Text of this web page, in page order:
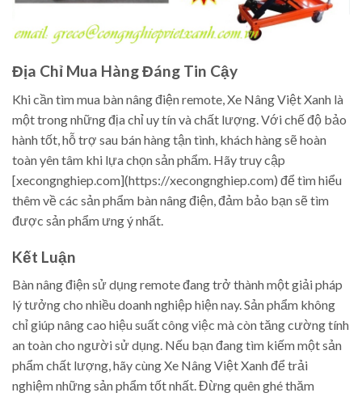
Địa Chỉ Mua Hàng Đáng Tin Cậy
Khi cần tìm mua bàn nâng điện remote, Xe Nâng Việt Xanh là
một trong những địa chỉ uy tín và chất lượng. Với chế độ bảo
hành tốt, hỗ trợ sau bán hàng tận tình, khách hàng sẽ hoàn
toàn yên tâm khi lựa chọn sản phẩm. Hãy truy cập
[xecongnghiep.com](https://xecongnghiep.com) để tìm hiểu
thêm về các sản phẩm bàn nâng điện, đảm bảo bạn sẽ tìm
được sản phẩm ưng ý nhất.
Kết Luận
Bàn nâng điện sử dụng remote đang trở thành một giải pháp
lý tưởng cho nhiều doanh nghiệp hiện nay. Sản phẩm không
chỉ giúp nâng cao hiệu suất công việc mà còn tăng cường tính
an toàn cho người sử dụng. Nếu bạn đang tìm kiếm một sản
phẩm chất lượng, hãy cùng Xe Nâng Việt Xanh để trải
nghiệm những sản phẩm tốt nhất. Đừng quên ghé thăm